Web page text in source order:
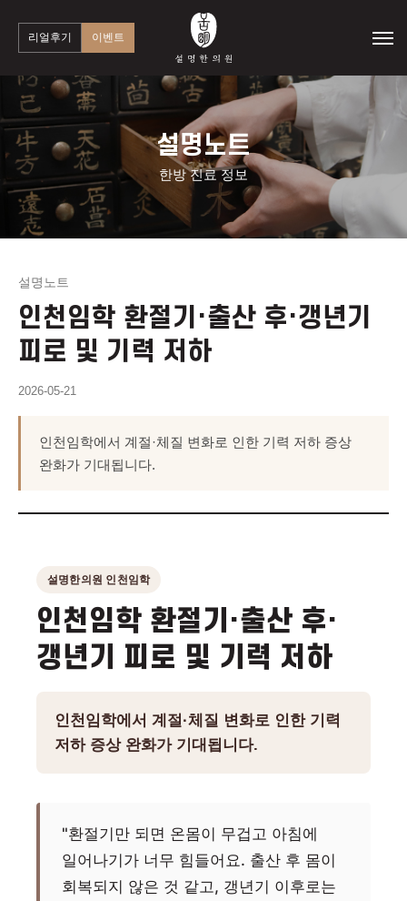
리얼후기 이벤트
설명노트
한방 진료 정보
설명노트
인천임학 환절기·출산 후·갱년기
피로 및 기력 저하
2026-05-21
인천임학에서 계절·체질 변화로 인한 기력 저하 증상
완화가 기대됩니다.
설명한의원 인천임학
인천임학 환절기·출산 후·
갱년기 피로 및 기력 저하
인천임학에서 계절·체질 변화로 인한 기력
저하 증상 완화가 기대됩니다.
"환절기만 되면 온몸이 무겁고 아침에
일어나기가 너무 힘들어요. 출산 후 몸이
회복되지 않은 것 같고, 갱년기 이후로는